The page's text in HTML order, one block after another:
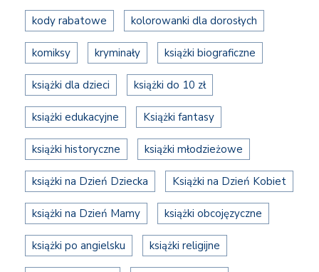
kody rabatowe kolorowanki dla dorosłych
komiksy kryminały książki biograficzne
książki dla dzieci książki do 10 zł
książki edukacyjne Książki fantasy
książki historyczne książki młodzieżowe
książki na Dzień Dziecka Książki na Dzień Kobiet
książki na Dzień Mamy książki obcojęzyczne
książki po angielsku książki religijne